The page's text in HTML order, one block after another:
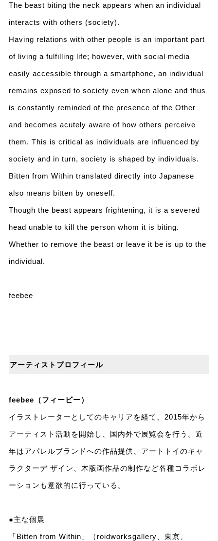
The beast biting the neck appears when an individual
interacts with others (society).
Having relations with other people is an important part
of living a fulfilling life; however, with social media
easily accessible through a smartphone, an individual
remains exposed to society even when alone and thus
is constantly reminded of the presence of the Other
and becomes acutely aware of how others perceive
them. This is critical as individuals are influenced by
society and in turn, society is shaped by individuals.
Bitten from Within translated directly into Japanese
also means bitten by oneself.
Though the beast appears frightening, it is a severed
head unable to kill the person whom it is biting.
Whether to remove the beast or leave it be is up to the
individual.
feebee
アーティストプロフィール
feebee（フィービー）
イラストレーターとしてのキャリアを経て、2015年から
アーティスト活動を開始し、国内外で展覧会を行う。近
年はアパレルブランドへの作品提供、アートトイのキャ
ラクターデ ザイン、木版画作品の制作など各種コラボレ
ーションも意欲的に行っている。
●主な個展
「Bitten from Within」（roidworksgallery、東京、